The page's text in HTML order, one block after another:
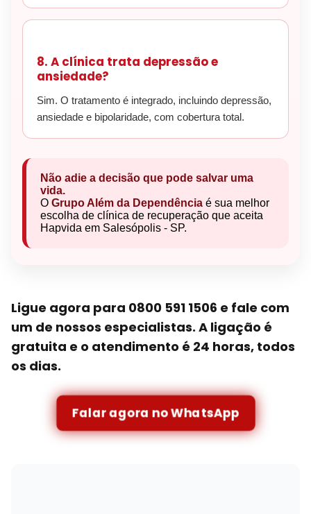
8. A clínica trata depressão e
ansiedade?
Sim. O tratamento é integrado, incluindo depressão,
ansiedade e bipolaridade, com cobertura total.
Não adie a decisão que pode salvar uma
vida.
O Grupo Além da Dependência é sua melhor
escolha de clínica de recuperação que aceita
Hapvida em Salesópolis - SP.
Ligue agora para 0800 591 1506 e fale com
um de nossos especialistas. A ligação é
gratuita e o atendimento é 24 horas, todos
os dias.
Falar agora no WhatsApp